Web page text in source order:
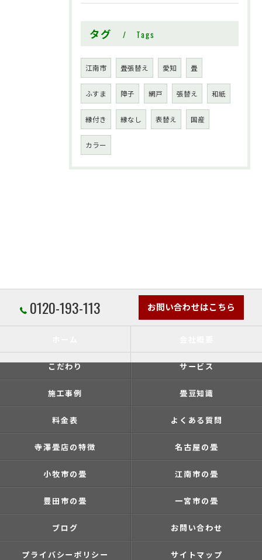
タグ Tags
江南市 畳張替え 愛知 畳
ふすま 障子 網戸 張替え 和紙
縁付き 縁なし 表替え 国産
カラー
0120-193-113 お問い合わせはこちら
こだわり サービス
施工事例 畳豆知識
料金表 よくある質問
寺澤畳店の特徴 名古屋の畳
小牧市の畳 江南市の畳
豊田市の畳 一宮市の畳
ブログ お問い合わせ
プライバシーポリシー サイトマップ